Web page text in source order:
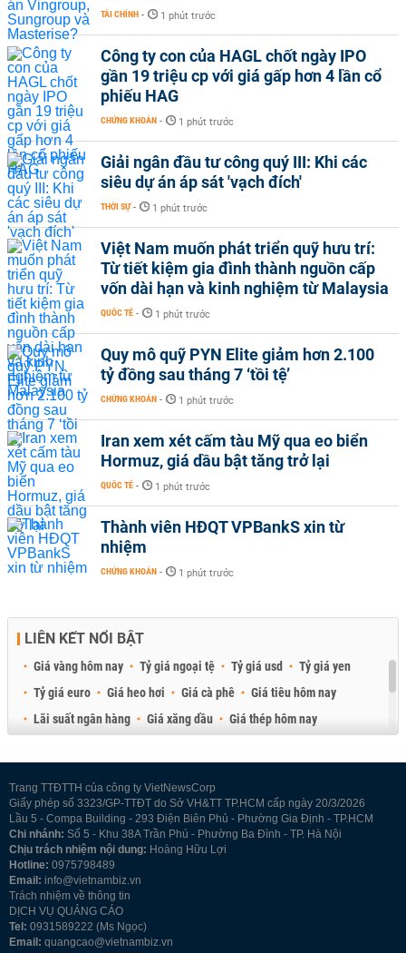
TÀI CHÍNH - 1 phút trước
Công ty con của HAGL chốt ngày IPO
gần 19 triệu cp với giá gấp hơn 4 lần cổ
phiếu HAG
CHỨNG KHOÁN - 1 phút trước
Giải ngân đầu tư công quý III: Khi các
siêu dự án áp sát 'vạch đích'
THỜI SỰ - 1 phút trước
Việt Nam muốn phát triển quỹ hưu trí:
Từ tiết kiệm gia đình thành nguồn cấp
vốn dài hạn và kinh nghiệm từ Malaysia
QUỐC TẾ - 1 phút trước
Quy mô quỹ PYN Elite giảm hơn 2.100
tỷ đồng sau tháng 7 ‘tồi tệ’
CHỨNG KHOÁN - 1 phút trước
Iran xem xét cấm tàu Mỹ qua eo biển
Hormuz, giá dầu bật tăng trở lại
QUỐC TẾ - 1 phút trước
Thành viên HĐQT VPBankS xin từ
nhiệm
CHỨNG KHOÁN - 1 phút trước
LIÊN KẾT NỔI BẬT
Giá vàng hôm nay Tỷ giá ngoại tệ Tỷ giá usd
Tỷ giá yen
Tỷ giá euro
Giá heo hơi Giá cà phê
Giá tiêu hôm nay
Lãi suất ngân hàng
Giá xăng dầu
Giá thép hôm nay
Trang TTĐTTH của công ty VietNewsCorp
Giấy phép số 3323/GP-TTĐT do Sở VH&TT TP.HCM cấp ngày 20/3/2026
Lầu 5 - Compa Building - 293 Điện Biên Phủ - Phường Gia Định - TP.HCM
Chi nhánh: Số 5 - Khu 38A Trần Phú - Phường Ba Đình - TP. Hà Nội
Chịu trách nhiệm nội dung: Hoàng Hữu Lợi
Hotline: 0975798489
Email: info@vietnambiz.vn
Trách nhiệm về thông tin
DỊCH VỤ QUẢNG CÁO
Tel: 0931589222 (Ms Ngọc)
Email: quangcao@vietnambiz.vn